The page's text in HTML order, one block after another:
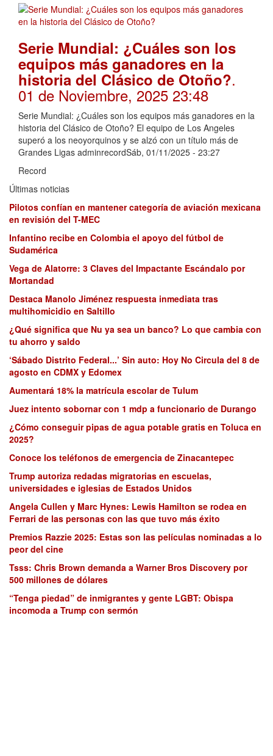
Serie Mundial: ¿Cuáles son los
equipos más ganadores en la
historia del Clásico de Otoño?.
01 de Noviembre, 2025 23:48
Serie Mundial: ¿Cuáles son los equipos más ganadores en la
historia del Clásico de Otoño? El equipo de Los Angeles
superó a los neoyorquinos y se alzó con un título más de
Grandes Ligas adminrecordSáb, 01/11/2025 - 23:27
Record
Últimas noticias
Pilotos confían en mantener categoría de aviación mexicana
en revisión del T-MEC
Infantino recibe en Colombia el apoyo del fútbol de
Sudamérica
Vega de Alatorre: 3 Claves del Impactante Escándalo por
Mortandad
Destaca Manolo Jiménez respuesta inmediata tras
multihomicidio en Saltillo
¿Qué significa que Nu ya sea un banco? Lo que cambia con
tu ahorro y saldo
‘Sábado Distrito Federal...’ Sin auto: Hoy No Circula del 8 de
agosto en CDMX y Edomex
Aumentará 18% la matrícula escolar de Tulum
Juez intento sobornar con 1 mdp a funcionario de Durango
¿Cómo conseguir pipas de agua potable gratis en Toluca en
2025?
Conoce los teléfonos de emergencia de Zinacantepec
Trump autoriza redadas migratorias en escuelas,
universidades e iglesias de Estados Unidos
Angela Cullen y Marc Hynes: Lewis Hamilton se rodea en
Ferrari de las personas con las que tuvo más éxito
Premios Razzie 2025: Estas son las películas nominadas a lo
peor del cine
Tsss: Chris Brown demanda a Warner Bros Discovery por
500 millones de dólares
“Tenga piedad” de inmigrantes y gente LGBT: Obispa
incomoda a Trump con sermón